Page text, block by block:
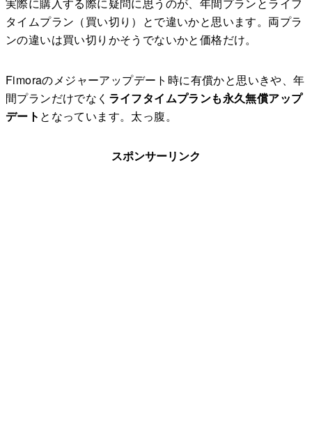
タイムプラン（買い切り）とで違いかと思います。両プラ
ンの違いは買い切りかそうでないかと価格だけ。
Fimoraのメジャーアップデート時に有償かと思いきや、年
間プランだけでなく ライフタイムプランも永久無償アップ
デート となっています。太っ腹。
スポンサーリンク